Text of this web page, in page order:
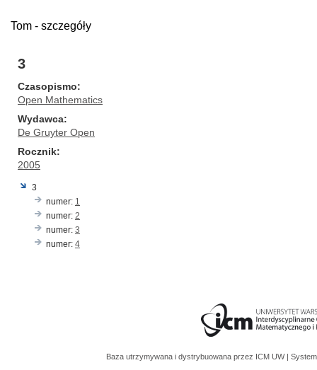
Tom - szczegóły
3
Czasopismo
Open Mathematics
Wydawca
De Gruyter Open
Rocznik
2005
3
numer: 1
numer: 2
numer: 3
numer: 4
Baza utrzymywana i dystrybuowana przez ICM UW |